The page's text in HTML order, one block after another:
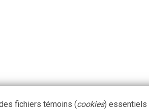
fichiers témoins (cookies) essentiels